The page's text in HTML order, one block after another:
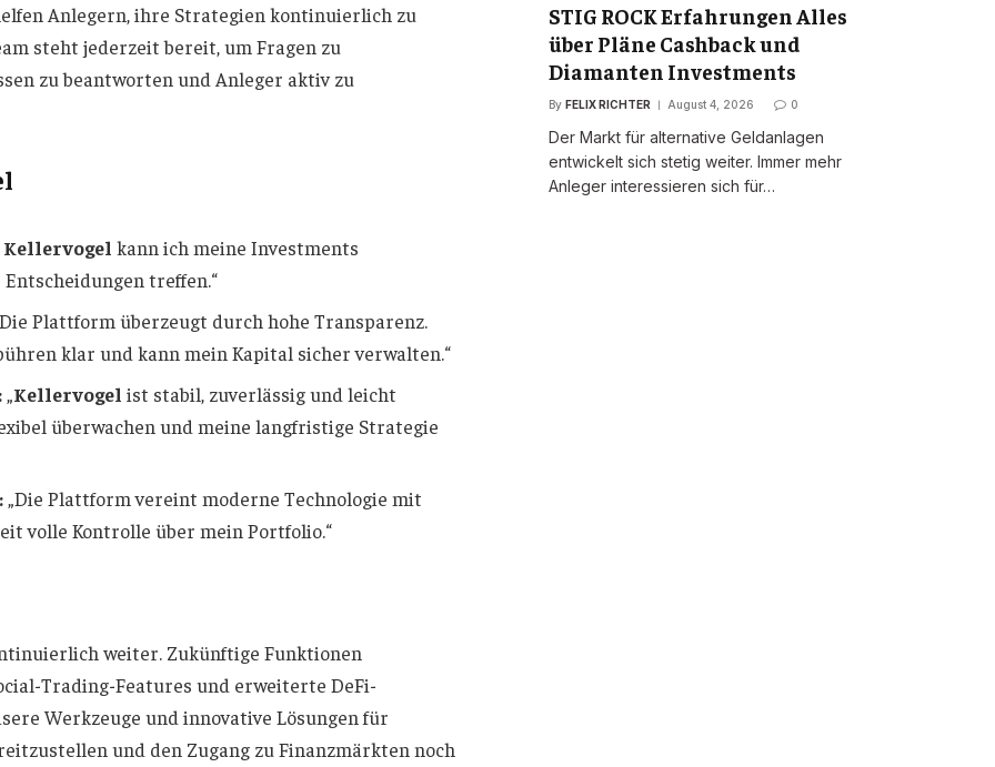
Anlegern, ihre Strategien kontinuierlich zu
steht jederzeit bereit, um Fragen zu
zu beantworten und Anleger aktiv zu
Kellervogel kann ich meine Investments
treffen.“
Plattform überzeugt durch hohe Transparenz.
klar und kann mein Kapital sicher verwalten.“
„Kellervogel ist stabil, zuverlässig und leicht
überwachen und meine langfristige Strategie
„Die Plattform vereint moderne Technologie mit
volle Kontrolle über mein Portfolio.“
weiter. Zukünftige Funktionen
Trading-Features und erweiterte DeFi-
Werkzeuge und innovative Lösungen für
und den Zugang zu Finanzmärkten noch
STIG ROCK Erfahrungen Alles
über Pläne Cashback und
Diamanten Investments
By FELIX RICHTER August 4, 2026 0
Der Markt für alternative Geldanlagen
entwickelt sich stetig weiter. Immer mehr
Anleger interessieren sich für…